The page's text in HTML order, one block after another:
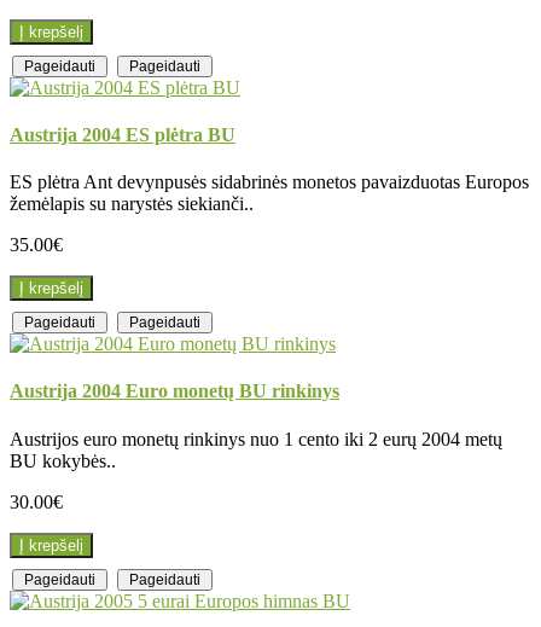
Į krepšelį
Pageidauti Pageidauti
Austrija 2004 ES plėtra BU
ES plėtra Ant devynpusės sidabrinės monetos pavaizduotas Europos
žemėlapis su narystės siekianči..
35.00€
Į krepšelį
Pageidauti Pageidauti
Austrija 2004 Euro monetų BU rinkinys
Austrijos euro monetų rinkinys nuo 1 cento iki 2 eurų 2004 metų
BU kokybės..
30.00€
Į krepšelį
Pageidauti Pageidauti